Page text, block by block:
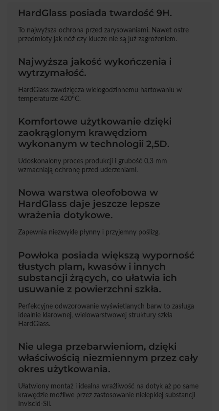
HardGlass posiada twardość 9H.
To najwyższa ochrona przed zarysowaniami. Nawet ostre
przedmioty jak nóż czy klucze nie są już zagrożeniem.
Najwyższa jakość wykończenia i
wytrzymałość.
HardGlass zawdzięcza wielogodzinnemu hartowaniu w
temperaturze 420°C.
Komfortowe użytkowanie dzięki
zaokrąglonym krawędziom
wykonanym w technologii 2,5D.
Udoskonalony proces produkcji i grubość 0,3 mm
wzmacniają ochronę przed uderzeniami.
Nowa warstwa oleofobowa w
HardGlass daje jeszcze lepsze
wrażenia dotykowe.
Zapewnia niezwykle płynny i przyjemny poślizg.
Powłoka posiada większą wyporność
tłustych plam, kwasów i innych
substancji żrących, co ułatwia ich
usuwanie z powierzchni szkła.
Perfekcyjne odwzorowanie wyświetlanych barw to zasługa
idealnie klarownej, wielowarstwowej struktury szkła
HardGlass.
Nie ulega przebarwieniom, dzięki
właściwością niezmiennym przez cały
okres użytkowania.
Ułatwiony montaż i idealna wrażliwość na dotyk aż po same
krawędzie możliwe przez zastosowanie nielepkiej substancji
Inviscid-Sil.